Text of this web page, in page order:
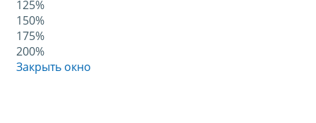
125%
150%
175%
200%
Закрыть окно